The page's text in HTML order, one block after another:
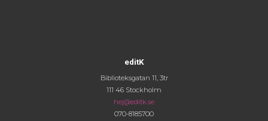
editK
Biblioteksgatan 11, 3tr
111 46 Stockholm
hej@editk.se
070-8185700